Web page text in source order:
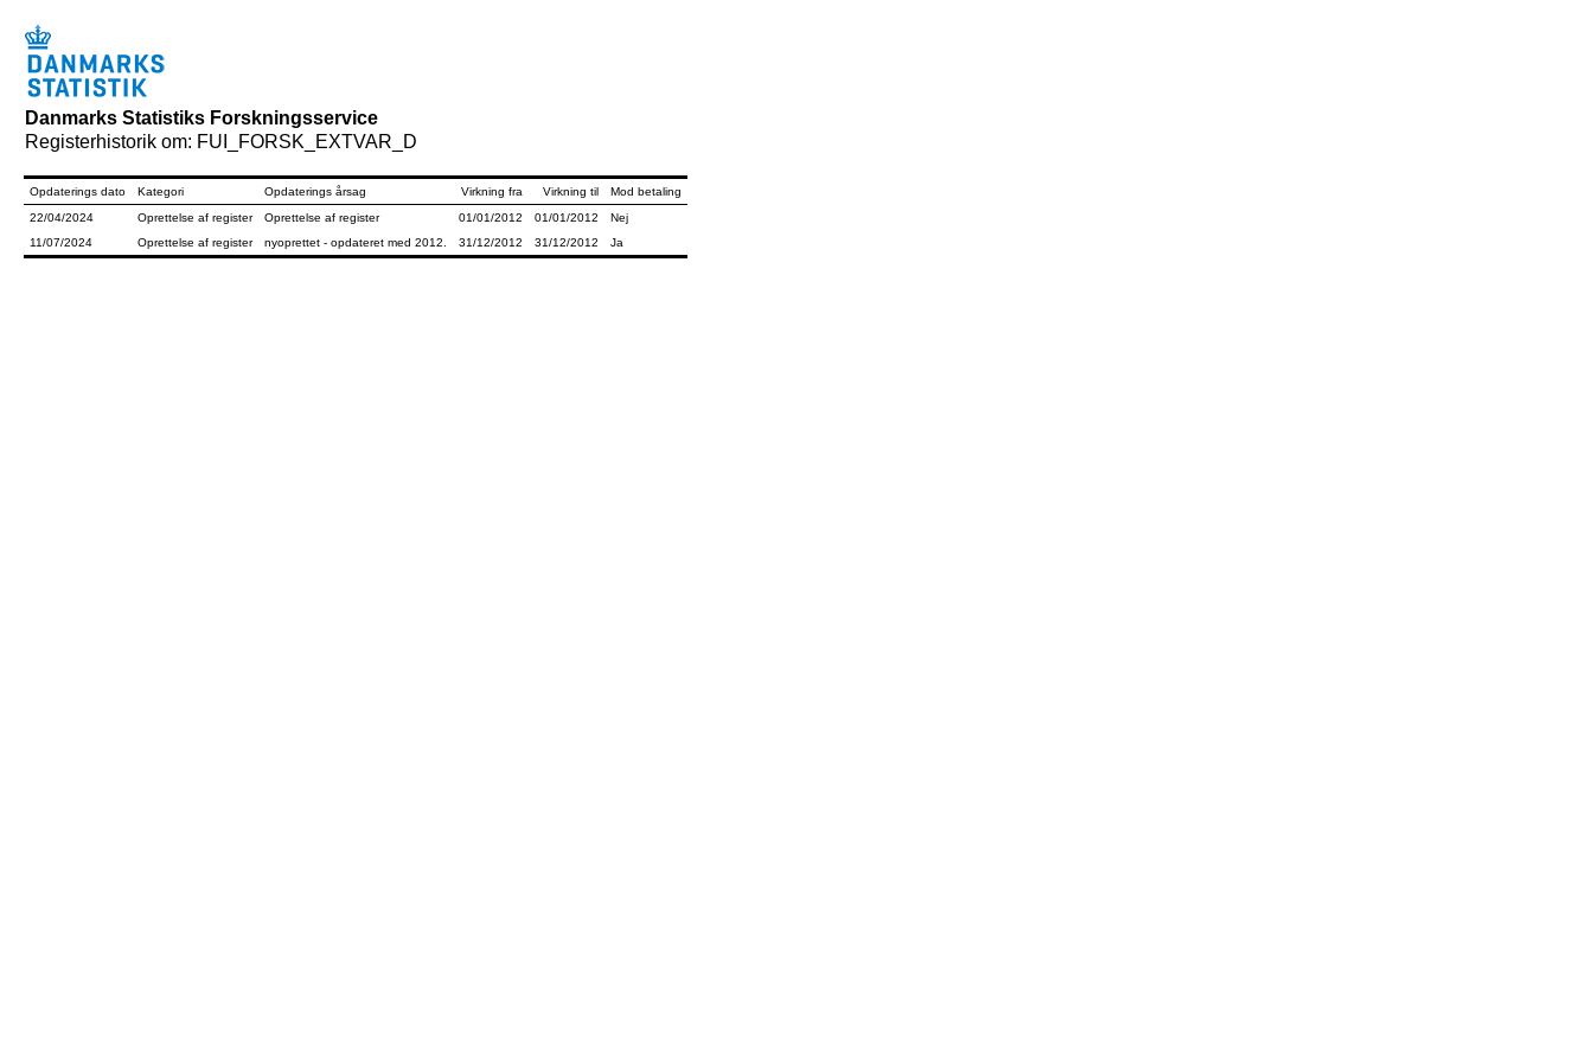
Danmarks Statistiks Forskningsservice
Registerhistorik om: FUI_FORSK_EXTVAR_D
Opdaterings dato Kategori Opdaterings årsag Virkning fra Virkning til
Mod betaling
22/04/2024
Oprettelse af register Oprettelse af register 01/01/2012 01/01/2012
Nej
11/07/2024
Oprettelse af register nyoprettet - opdateret med 2012. 31/12/2012 31/12/2012 Ja